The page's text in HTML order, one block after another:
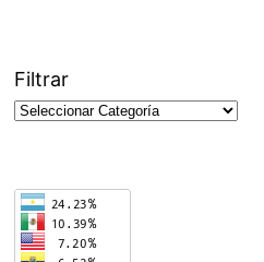
Filtrar